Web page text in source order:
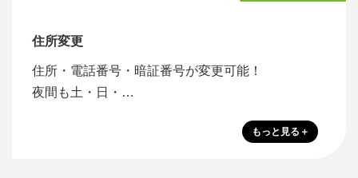
住所変更
住所・電話番号・暗証番号が変更可能！
夜間も土・日・…